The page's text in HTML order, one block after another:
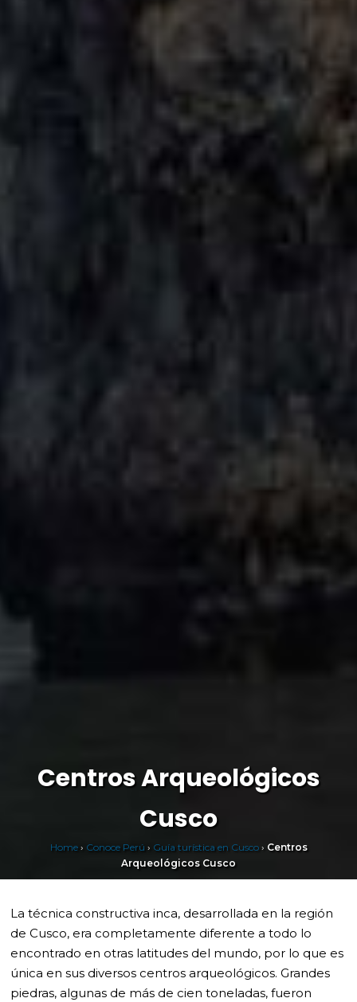
Centros Arqueológicos
Cusco
Home› Conoce Perú › Guía turística en Cusco› Centros
Arqueológicos Cusco
La técnica constructiva inca, desarrollada en la región
de Cusco, era completamente diferente a todo lo
encontrado en otras latitudes del mundo, por lo que es
única en sus diversos centros arqueológicos. Grandes
piedras, algunas de más de cien toneladas, fueron